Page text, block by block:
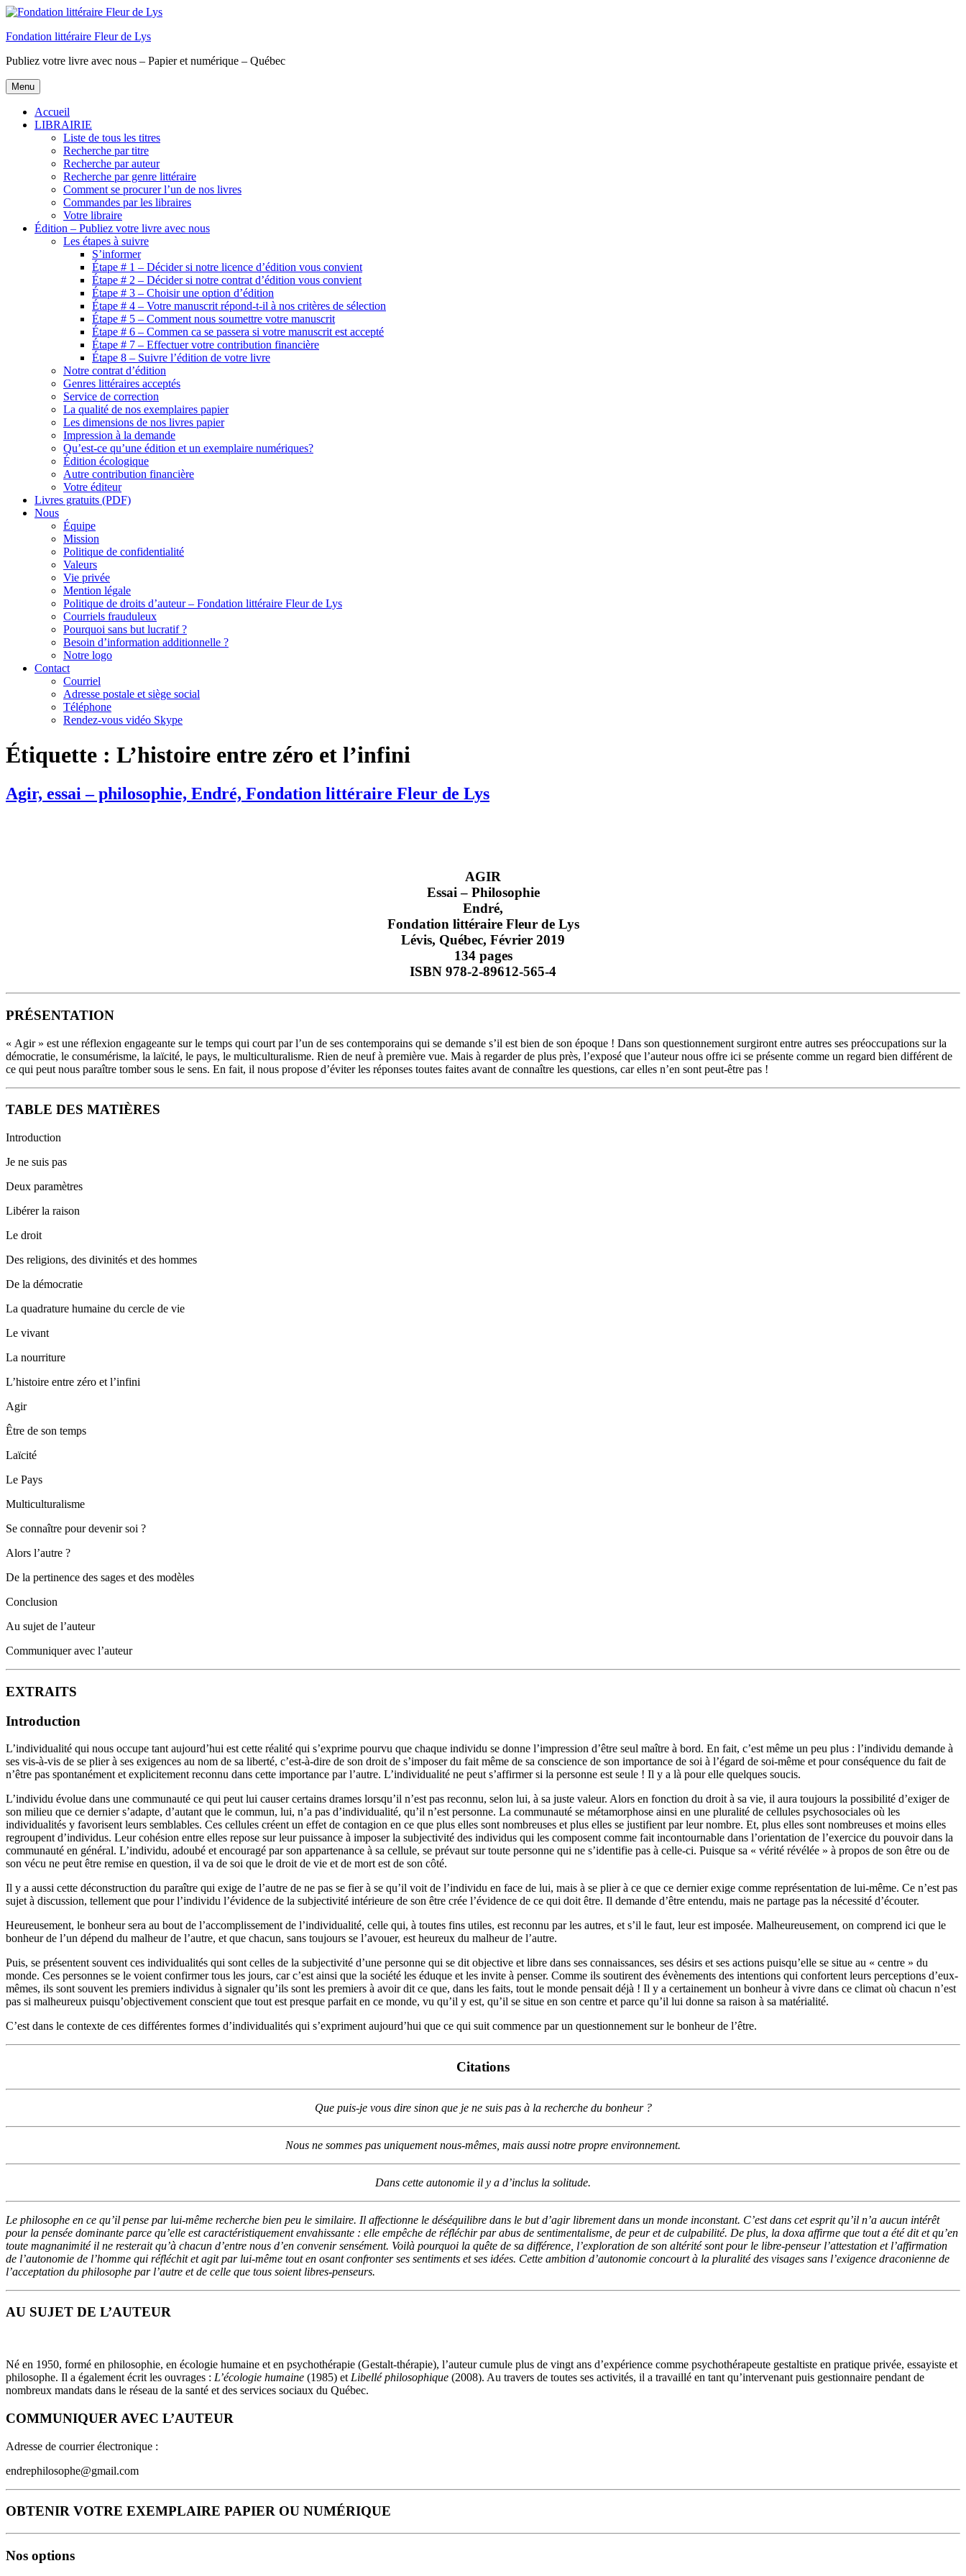
Aller
contenu
Fondation littéraire Fleur de Lys
Publiez votre livre avec nous – Papier et numérique – Québec
Menu
Accueil
LIBRAIRIE
Liste de tous les titres
Recherche par titre
Recherche par auteur
Recherche par genre littéraire
Comment se procurer l’un de nos livres
Commandes par les libraires
Votre libraire
Édition – Publiez votre livre avec nous
Les étapes à suivre
S’informer
Étape # 1 – Décider si notre licence d’édition vous convient
Étape # 2 – Décider si notre contrat d’édition vous convient
Étape # 3 – Choisir une option d’édition
Étape # 4 – Votre manuscrit répond-t-il à nos critères de sélection
Étape # 5 – Comment nous soumettre votre manuscrit
Étape # 6 – Commen ca se passera si votre manuscrit est accepté
Étape # 7 – Effectuer votre contribution financière
Étape 8 – Suivre l’édition de votre livre
Notre contrat d’édition
Genres littéraires acceptés
Service de correction
La qualité de nos exemplaires papier
Les dimensions de nos livres papier
Impression à la demande
Qu’est-ce qu’une édition et un exemplaire numériques?
Édition écologique
Autre contribution financière
Votre éditeur
Livres gratuits (PDF)
Nous
Équipe
Mission
Politique de confidentialité
Valeurs
Vie privée
Mention légale
Politique de droits d’auteur – Fondation littéraire Fleur de Lys
Courriels frauduleux
Pourquoi sans but lucratif ?
Besoin d’information additionnelle ?
Notre logo
Contact
Courriel
Adresse postale et siège social
Téléphone
Rendez-vous vidéo Skype
Étiquette : L’histoire entre zéro et l’infini
Agir, essai – philosophie, Endré, Fondation littéraire Fleur de Lys
AGIR
Essai – Philosophie
Endré,
Fondation littéraire Fleur de Lys
Lévis, Québec, Février 2019
134 pages
ISBN 978-2-89612-565-4
PRÉSENTATION
« Agir » est une réflexion engageante sur le temps qui court par l’un de ses contemporains qui se demande s’il est bien de son époque ! Dans son questionnement surgiront entre autres ses préoccupations sur la
démocratie, le consumérisme, la laïcité, le pays, le multiculturalisme. Rien de neuf à première vue. Mais à regarder de plus près, l’exposé que l’auteur nous offre ici se présente comme un regard bien différent de
ce qui peut nous paraître tomber sous le sens. En fait, il nous propose d’éviter les réponses toutes faites avant de connaître les questions, car elles n’en sont peut-être pas !
TABLE DES MATIÈRES
Introduction
Je ne suis pas
Deux paramètres
Libérer la raison
Le droit
Des religions, des divinités et des hommes
De la démocratie
La quadrature humaine du cercle de vie
Le vivant
La nourriture
L’histoire entre zéro et l’infini
Agir
Être de son temps
Laïcité
Le Pays
Multiculturalisme
Se connaître pour devenir soi ?
Alors l’autre ?
De la pertinence des sages et des modèles
Conclusion
Au sujet de l’auteur
Communiquer avec l’auteur
EXTRAITS
Introduction
L’individualité qui nous occupe tant aujourd’hui est cette réalité qui s’exprime pourvu que chaque individu se donne l’impression d’être seul maître à bord. En fait, c’est même un peu plus : l’individu demande à
ses vis-à-vis de se plier à ses exigences au nom de sa liberté, c’est-à-dire de son droit de s’imposer du fait même de sa conscience de son importance de soi à l’égard de soi-même et pour conséquence du fait de
n’être pas spontanément et explicitement reconnu dans cette importance par l’autre. L’individualité ne peut s’affirmer si la personne est seule ! Il y a là pour elle quelques soucis.
L’individu évolue dans une communauté ce qui peut lui causer certains drames lorsqu’il n’est pas reconnu, selon lui, à sa juste valeur. Alors en fonction du droit à sa vie, il aura toujours la possibilité d’exiger de
son milieu que ce dernier s’adapte, d’autant que le commun, lui, n’a pas d’indi­vidualité, qu’il n’est personne. La communauté se métamor­phose ainsi en une pluralité de cellules psychosociales où les
individualités y favorisent leurs semblables. Ces cellules créent un effet de contagion en ce que plus elles sont nom­breuses et plus elles se justifient par leur nombre. Et, plus elles sont nombreuses et moins elles
regroupent d’individus. Leur cohésion entre elles repose sur leur puissance à im­poser la subjectivité des individus qui les composent comme fait incontournable dans l’orientation de l’exercice du pouvoir dans la
communauté en général. L’individu, adoubé et en­couragé par son appartenance à sa cellule, se prévaut sur toute personne qui ne s’identifie pas à celle-ci. Puisque sa « vérité révélée » à propos de son être ou de
son vécu ne peut être remise en question, il va de soi que le droit de vie et de mort est de son côté.
Il y a aussi cette déconstruction du paraître qui exige de l’autre de ne pas se fier à se qu’il voit de l’individu en face de lui, mais à se plier à ce que ce dernier exige comme représentation de lui-même. Ce n’est pas
sujet à discussion, tellement que pour l’individu l’évidence de la subjectivité intérieure de son être crée l’évidence de ce qui doit être. Il demande d’être entendu, mais ne partage pas la nécessité d’écouter.
Heureusement, le bonheur sera au bout de l’accom­plissement de l’individualité, celle qui, à toutes fins utiles, est reconnu par les autres, et s’il le faut, leur est imposée. Malheureusement, on comprend ici que le
bonheur de l’un dépend du malheur de l’autre, et que chacun, sans toujours se l’avouer, est heureux du malheur de l’autre.
Puis, se présentent souvent ces individualités qui sont celles de la subjectivité d’une personne qui se dit objective et libre dans ses connaissances, ses désirs et ses actions puisqu’elle se situe au « centre » du
monde. Ces personnes se le voient confirmer tous les jours, car c’est ainsi que la société les éduque et les invite à penser. Comme ils soutirent des évènements des intentions qui confortent leurs percep­tions d’eux-
mêmes, ils sont souvent les premiers individus à signaler qu’ils sont les premiers à avoir dit ce que, dans les faits, tout le monde pensait déjà ! Il y a certainement un bonheur à vivre dans ce climat où chacun n’est
pas si mal­heureux puisqu’objectivement conscient que tout est presque parfait en ce monde, vu qu’il y est, qu’il se situe en son centre et parce qu’il lui donne sa raison à sa matérialité.
C’est dans le contexte de ces différentes formes d’individualités qui s’expriment aujourd’hui que ce qui suit commence par un questionnement sur le bonheur de l’être.
Citations
Que puis-je vous dire sinon que je ne suis pas à la recherche du bonheur ?
Nous ne sommes pas uniquement nous-mêmes, mais aussi notre propre environnement.
Dans cette autonomie il y a d’inclus la solitude.
Le philosophe en ce qu’il pense par lui-même recherche bien peu le similaire. Il affectionne le déséquilibre dans le but d’agir librement dans un monde inconstant. C’est dans cet esprit qu’il n’a aucun intérêt
pour la pensée dominante parce qu’elle est caractéristiquement envahissante : elle empêche de réfléchir par abus de sentimentalisme, de peur et de culpa­bilité. De plus, la doxa affirme que tout a été dit et qu’en
toute magnanimité il ne resterait qu’à chacun d’entre nous d’en con­venir sensément. Voilà pourquoi la quête de sa différence, l’exploration de son altérité sont pour le libre-penseur l’attes­tation et l’affirmation
de l’autonomie de l’homme qui réfléchit et agit par lui-même tout en osant confronter ses sentiments et ses idées. Cette ambition d’autonomie concourt à la pluralité des visages sans l’exigence draconienne de
l’acceptation du philo­sophe par l’autre et de celle que tous soient libres-penseurs.
AU SUJET DE L’AUTEUR
Né en 1950, formé en philosophie, en écologie humaine et en psychothérapie (Gestalt-thérapie), l’auteur cumule plus de vingt ans d’expérience comme psychothérapeute gestal­tiste en pratique privée, essayiste et
philosophe. Il a égale­ment écrit les ouvrages : L’écologie humaine (1985) et Libellé philoso­phique (2008). Au travers de toutes ses activités, il a travaillé en tant qu’intervenant puis gestionnaire pendant de
nombreux mandats dans le réseau de la santé et des services sociaux du Québec.
COMMUNIQUER AVEC L’AUTEUR
Adresse de courrier électronique :
endrephilosophe@gmail.com
OBTENIR VOTRE EXEMPLAIRE PAPIER OU NUMÉRIQUE
Nos options